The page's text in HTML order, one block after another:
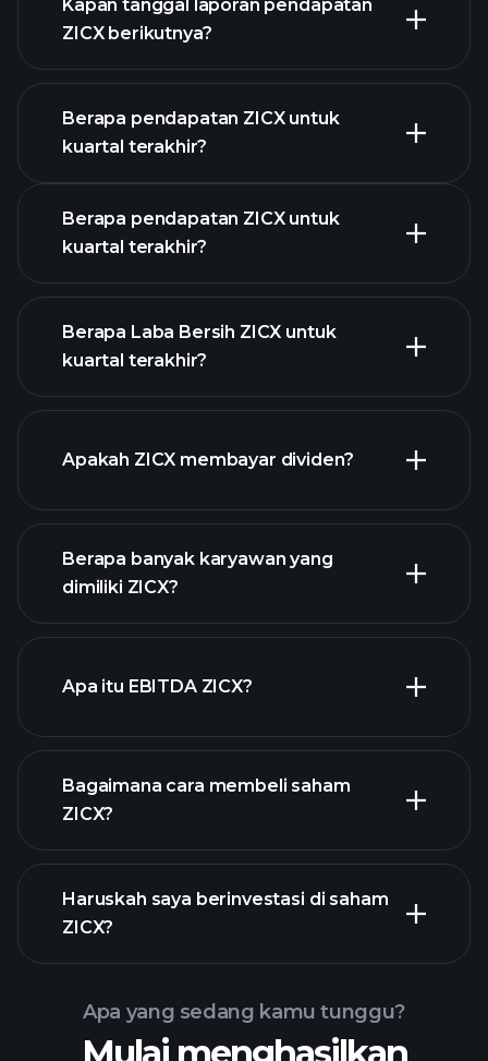
Kapan tanggal laporan pendapatan
ZICX berikutnya?
Berapa pendapatan ZICX untuk
kuartal terakhir?
pendapatan ZICX
Berapa pendapatan ZICX untuk
kuartal terakhir?
keuangan
Berapa Laba Bersih ZICX untuk
kuartal terakhir?
laporan
keuangan
Apakah ZICX membayar dividen?
Berapa banyak karyawan yang
dimiliki ZICX?
Apa itu EBITDA ZICX?
laporan keuangan
ZICX
Bagaimana cara membeli saham
ZICX?
Haruskah saya berinvestasi di saham
ZICX?
Apa yang sedang kamu tunggu?